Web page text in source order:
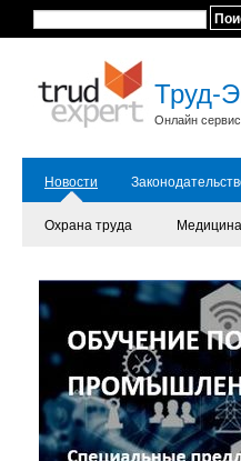
Труд-
Онлайн
Новости
Охрана труда